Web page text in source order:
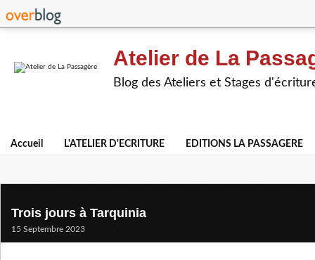
Atelier de La
Blog des Ateliers et Stages
Accueil L'ATELIER D'ECRITURE EDITIONS LA PASSAGERE
Trois jours à Tarquinia
15 Septembre 2023